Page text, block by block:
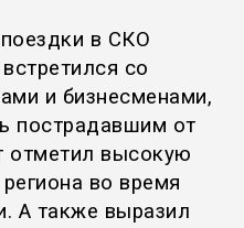
в СКО
со
и бизнесменами,
пострадавшим от
отметил высокую
во время
А также выразил